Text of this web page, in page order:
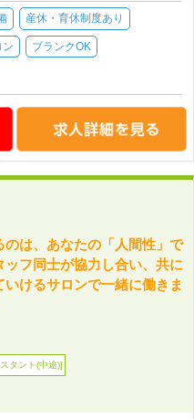
産休・育休制度あり
ン ブランクOK
のは、あなたの「人間性」で
ッフ同士が協力し合い、共に
いけるサロンで一緒に働きま
タント(中途)]